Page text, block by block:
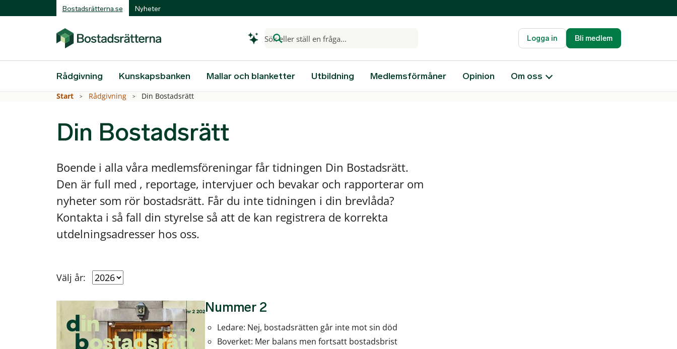
Bostadsrätterna.se Nyheter
Logga in Bli medlem
Sök eller ställ en fråga...
Rådgivning Kunskapsbanken Mallar och blanketter Utbildning Medlemsförmåner Opinion Om oss
Start Rådgivning Din Bostadsrätt
Din Bostadsrätt
Boende i alla våra medlemsföreningar får tidningen Din Bostadsrätt.
Den är full med , reportage, intervjuer och bevakar och rapporterar om
nyheter som rör bostadsrätt. Får du inte tidningen i din brevlåda?
Kontakta i så fall din styrelse så att de kan registrera de korrekta
utdelningsadresser hos oss.
Välj år:
Nummer 2
Ledare: Nej, bostadsrätten går inte mot sin död
Boverket: Mer balans men fortsatt bostadsbrist